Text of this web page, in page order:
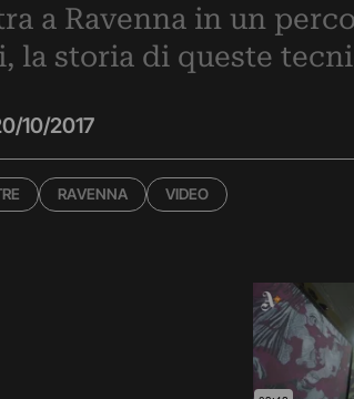
a Ravenna in un
la storia di queste
10/2017
RAVENNA VIDEO